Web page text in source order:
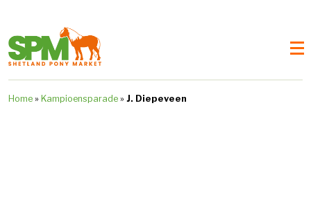
Home » Kampioensparade » J. Diepeveen